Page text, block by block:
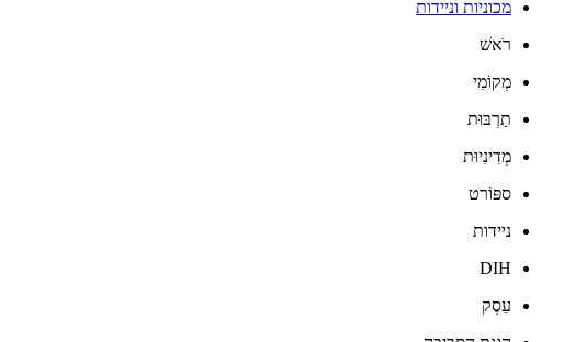
מכוניות וניידות
רֹאשׁ
מְקוֹמִי
תַרְבּוּת
מְדִינִיוּת
ספּוֹרט
ניידות
DIH
עֵסֶק